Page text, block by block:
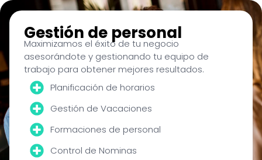
Gestión de personal
Maximizamos el éxito de tu negocio
asesorándote y gestionando tu equipo de
trabajo para obtener mejores resultados.
Planificación de horarios
Gestión de Vacaciones
Formaciones de personal
Control de Nominas